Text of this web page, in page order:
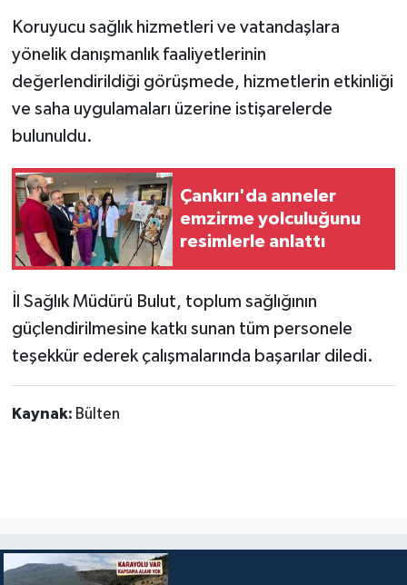
Koruyucu sağlık hizmetleri ve vatandaşlara
yönelik danışmanlık faaliyetlerinin
değerlendirildiği görüşmede, hizmetlerin etkinliği
ve saha uygulamaları üzerine istişarelerde
bulunuldu.
Çankırı'da anneler
emzirme yolculuğunu
resimlerle anlattı
İl Sağlık Müdürü Bulut, toplum sağlığının
güçlendirilmesine katkı sunan tüm personele
teşekkür ederek çalışmalarında başarılar diledi.
Kaynak: Bülten